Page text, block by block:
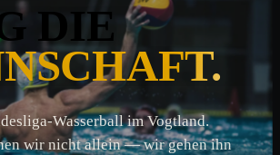
DIE
Wasserball im Vogtland.
wir nicht allein — wir gehen ihn